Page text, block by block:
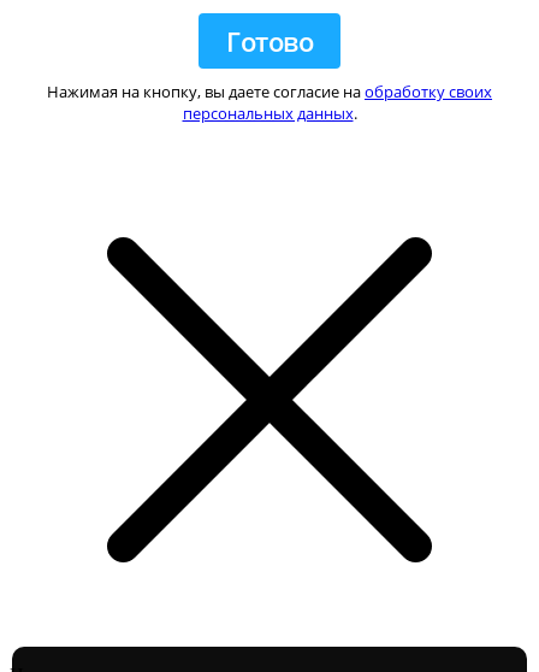
Нажимая на кнопку, вы даете согласие наобработку своих
персональных данных.